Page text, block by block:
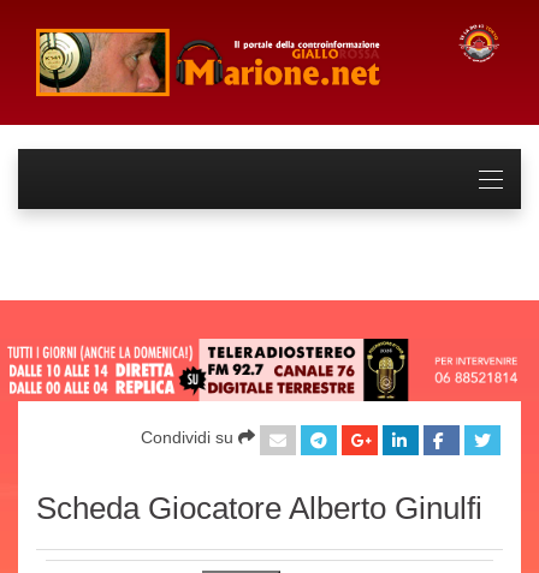
Condividi su
Scheda Giocatore Alberto Ginulfi